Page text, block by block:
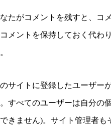
たがコメントを残すと、コ
メントを保持しておく代わ
サイトに登録したユーザー
すべてのユーザーは自分の
きません)。サイト管理者も